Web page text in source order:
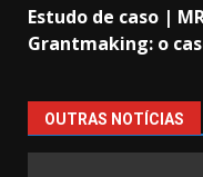
Estudo de caso |
Grantmaking: o
OUTRAS NOTÍCIAS